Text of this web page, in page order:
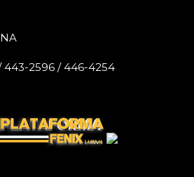
443-2596 / 446-4254